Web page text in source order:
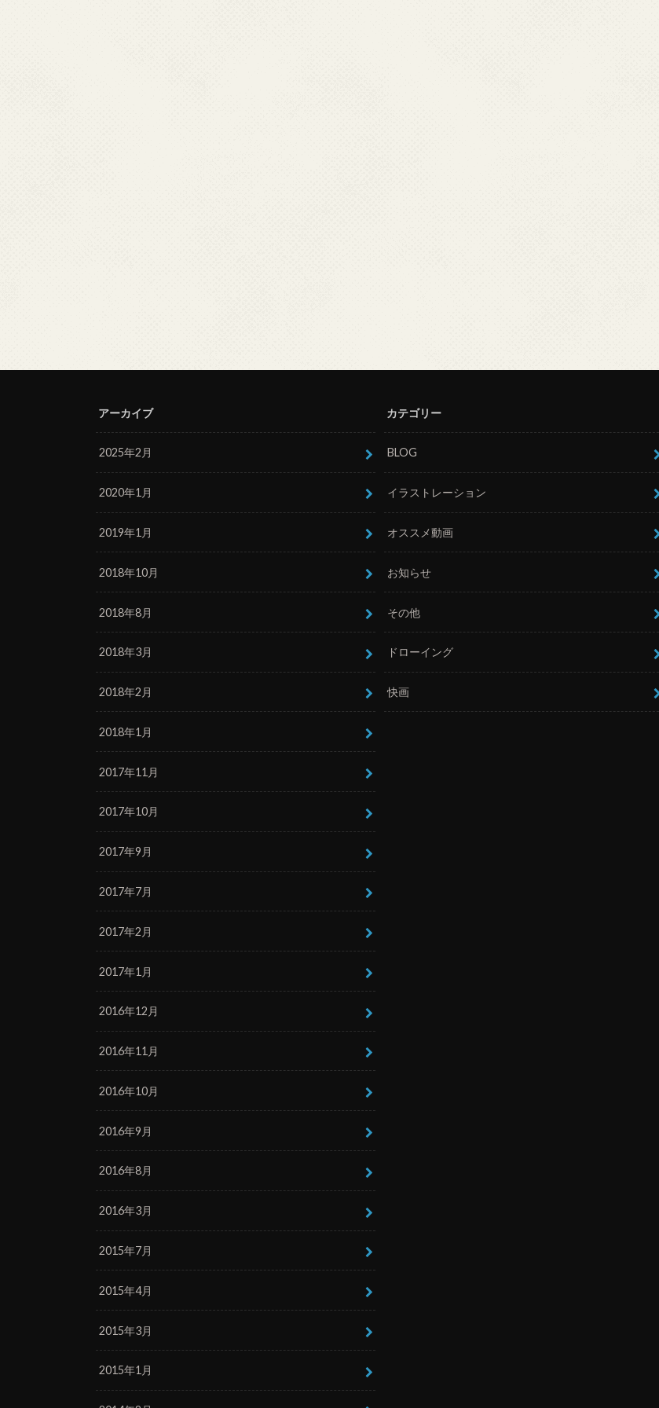
アーカイブ
2025年2月
2020年1月
2019年1月
2018年10月
2018年8月
2018年3月
2018年2月
2018年1月
2017年11月
2017年10月
2017年9月
2017年7月
2017年2月
2017年1月
2016年12月
2016年11月
2016年10月
2016年9月
2016年8月
2016年3月
2015年7月
2015年4月
2015年3月
2015年1月
カテゴリー
BLOG
イラストレーション
オススメ動画
お知らせ
その他
ドローイング
快画